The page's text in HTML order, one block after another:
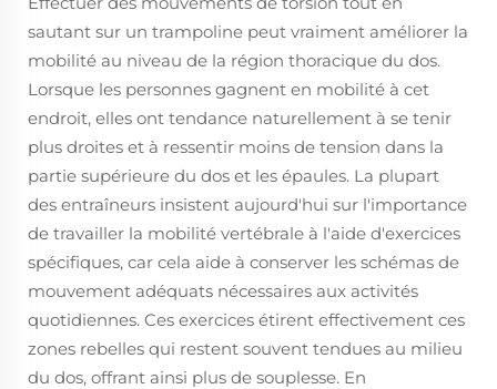
sautant sur un trampoline peut vraiment améliorer la
mobilité au niveau de la région thoracique du dos.
Lorsque les personnes gagnent en mobilité à cet
endroit, elles ont tendance naturellement à se tenir
plus droites et à ressentir moins de tension dans la
partie supérieure du dos et les épaules. La plupart
des entraîneurs insistent aujourd'hui sur l'importance
de travailler la mobilité vertébrale à l'aide d'exercices
spécifiques, car cela aide à conserver les schémas de
mouvement adéquats nécessaires aux activités
quotidiennes. Ces exercices étirent effectivement ces
zones rebelles qui restent souvent tendues au milieu
du dos, offrant ainsi plus de souplesse. En